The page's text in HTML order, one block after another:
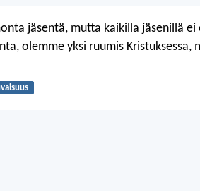
jäsentä, mutta kaikilla jäsenillä ei
olemme yksi ruumis Kristuksessa,